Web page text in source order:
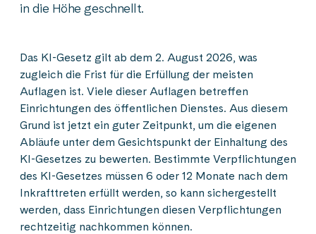
in die Höhe geschnellt.
Das KI-Gesetz gilt ab dem 2. August 2026, was
zugleich die Frist für die Erfüllung der meisten
Auflagen ist. Viele dieser Auflagen betreffen
Einrichtungen des öffentlichen Dienstes. Aus diesem
Grund ist jetzt ein guter Zeitpunkt, um die eigenen
Abläufe unter dem Gesichtspunkt der Einhaltung des
KI-Gesetzes zu bewerten. Bestimmte Verpflichtungen
des KI-Gesetzes müssen 6 oder 12 Monate nach dem
Inkrafttreten erfüllt werden, so kann sichergestellt
werden, dass Einrichtungen diesen Verpflichtungen
rechtzeitig nachkommen können.